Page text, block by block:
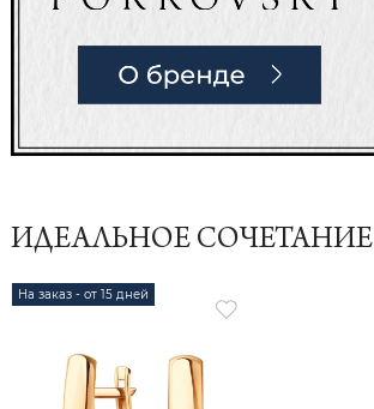
ИДЕАЛЬНОЕ СОЧЕТАНИЕ
На заказ - от 15 дней